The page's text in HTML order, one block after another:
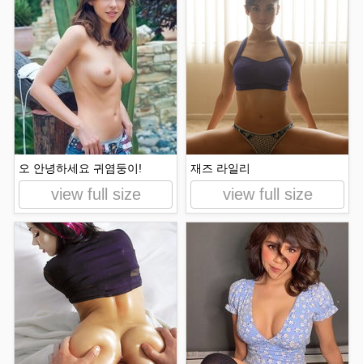
오 안녕하세요 귀염둥이!
view full size
재즈 라일리
view full size